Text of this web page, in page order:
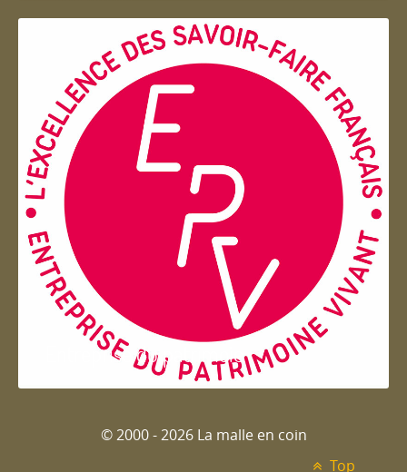
Entreprise du patrimoie
© 2000 - 2026 La malle en coin
Top